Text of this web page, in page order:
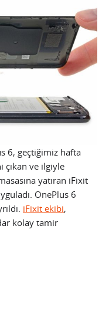
6, geçtiğimiz hafta
çıkan ve ilgiyle
yatıran iFixit
OnePlus 6
iFixit ekibi,
kolay tamir